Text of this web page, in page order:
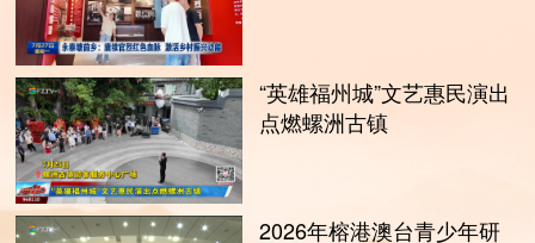
“英雄福州城”文艺惠民演出
点燃螺洲古镇
2026年榕港澳台青少年研